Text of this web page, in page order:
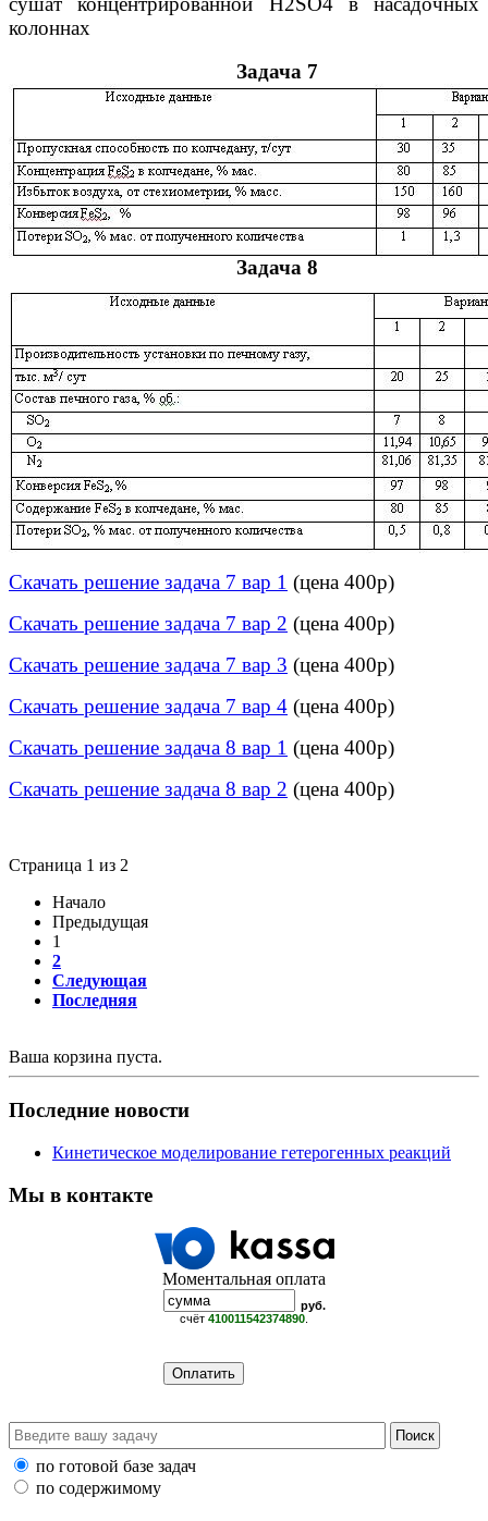
колоннах
Задача 7
Задача 8
Скачать решение задача 7 вар 1 (цена 400р)
Скачать решение задача 7 вар 2 (цена 400р)
Скачать решение задача 7 вар 3 (цена 400р)
Скачать решение задача 7 вар 4 (цена 400р)
Скачать решение задача 8 вар 1 (цена 400р)
Скачать решение задача 8 вар 2 (цена 400р)
Cтраница 1 из 2
Начало
Предыдущая
1
2
Следующая
Последняя
Ваша корзина пуста.
Последние новости
Кинетическое моделирование гетерогенных реакций
Мы в контакте
Моментальная оплата
руб.
счёт 410011542374890
по готовой базе задач
по содержимому